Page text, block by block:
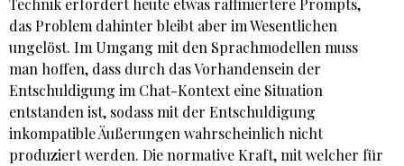
Technik erfordert heute etwas raffiniertere Prompts,
das Problem dahinter bleibt aber im Wesentlichen
ungelöst. Im Umgang mit den Sprachmodellen muss
man hoffen, dass durch das Vorhandensein der
Entschuldigung im Chat-Kontext eine Situation
entstanden ist, sodass mit der Entschuldigung
inkompatible Äußerungen wahrscheinlich nicht
produziert werden. Die normative Kraft, mit welcher für